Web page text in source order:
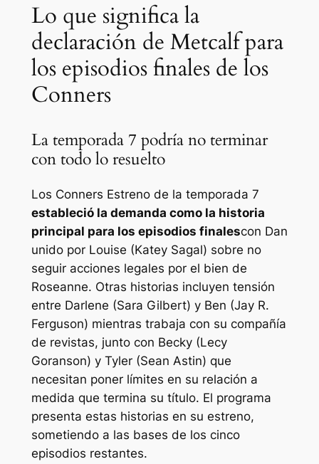
Lo que significa la
declaración de Metcalf para
los episodios finales de los
Conners
La temporada 7 podría no terminar
con todo lo resuelto
Los Conners Estreno de la temporada 7
estableció la demanda como la historia
principal para los episodios finalescon Dan
unido por Louise (Katey Sagal) sobre no
seguir acciones legales por el bien de
Roseanne. Otras historias incluyen tensión
entre Darlene (Sara Gilbert) y Ben (Jay R.
Ferguson) mientras trabaja con su compañía
de revistas, junto con Becky (Lecy
Goranson) y Tyler (Sean Astin) que
necesitan poner límites en su relación a
medida que termina su título. El programa
presenta estas historias en su estreno,
sometiendo a las bases de los cinco
episodios restantes.